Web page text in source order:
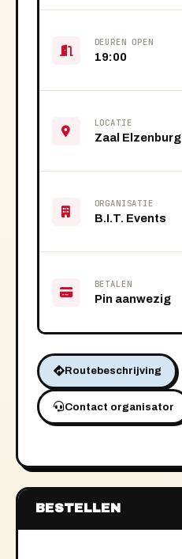
DEUREN OPEN
19:00
LOCATIE
Zaal Elzenburg
ORGANISATIE
B.I.T. Events
BETALEN
Pin aanwezig
Routebeschrijving
Contact organisator
BESTELLEN